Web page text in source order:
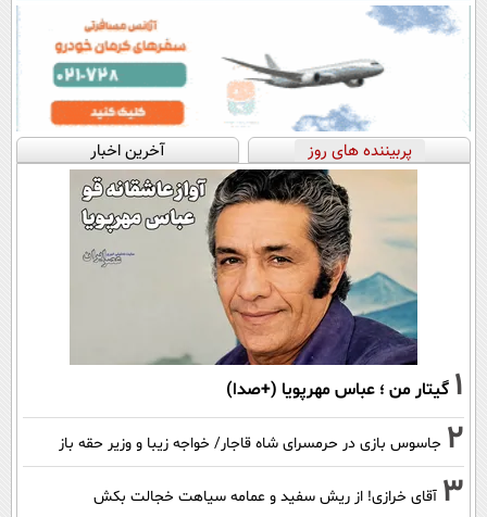
پربیننده های روز آخرین اخبار
1 گیتار من ؛ عباس مهرپویا (+صدا)
2 جاسوس بازی در حرمسرای شاه قاجار/ خواجه زیبا و وزیر حقه باز
3 آقای خرازی! از ریش سفید و عمامه سیاهت خجالت بکش